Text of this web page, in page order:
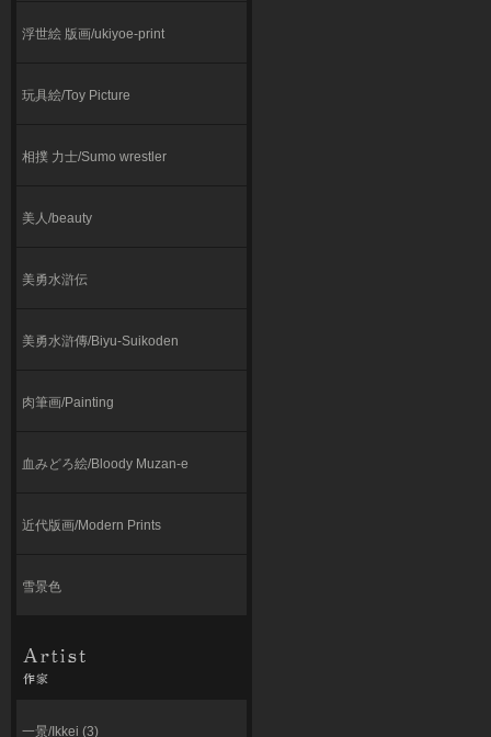
浮世絵 版画/ukiyoe-print
玩具絵/Toy Picture
相撲 力士/Sumo wrestler
美人/beauty
美勇水滸伝
美勇水滸傳/Biyu-Suikoden
肉筆画/Painting
血みどろ絵/Bloody Muzan-e
近代版画/Modern Prints
雪景色
一景/Ikkei (3)